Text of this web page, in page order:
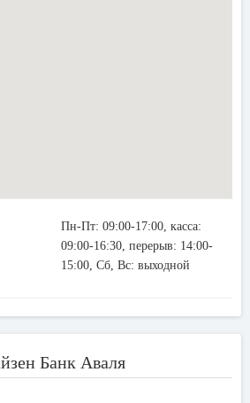
Пн-Пт: 09:00-17:00, касса:
09:00-16:30, перерыв: 14:00-
15:00, Сб, Вс: выходной
Банк Аваля